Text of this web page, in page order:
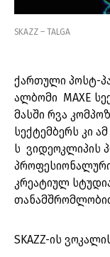
SKAZZ – TALGA
ქართული პოსტ-
ალბომი MAXE
მასში რვა
სექტემბერს კი
ს ვიდეოკლიპის
კრეატიულ
SKAZZ-ის